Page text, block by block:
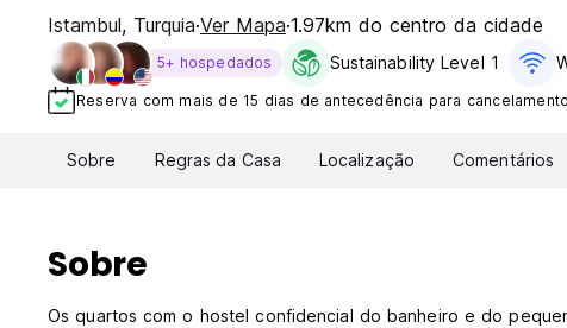
Istambul, Turquia Ver Mapa 1.97km do centro da cidade
5+ hospedados Sustainability Level 1
Reserva com mais de 15 dias de antecedência para
Sobre Regras da Casa Localização Comentários
Sobre
Os quartos com o hostel confidencial do banheiro e do